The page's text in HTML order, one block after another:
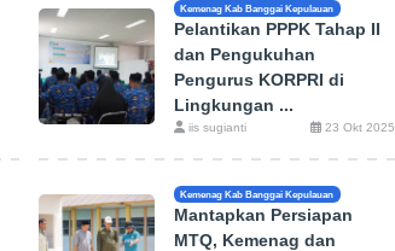
Kemenag Kab Banggai Kepulauan
Pelantikan PPPK Tahap II
dan Pengukuhan
Pengurus KORPRI di
Lingkungan ...
iis sugianti 23 Okt 2025
Kemenag Kab Banggai Kepulauan
Mantapkan Persiapan
MTQ, Kemenag dan